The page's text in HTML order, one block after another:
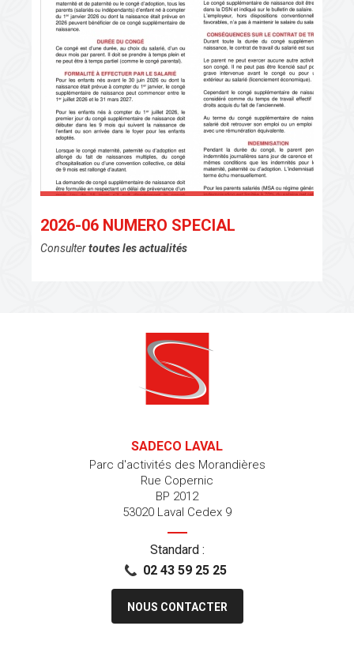
2026-06 NUMERO SPECIAL
Consultertoutes les actualités
SADECO LAVAL
Parc d'activités des Morandières
Rue Copernic
BP 2012
53020 Laval Cedex 9
Standard :
02 43 59 25 25
NOUS CONTACTER